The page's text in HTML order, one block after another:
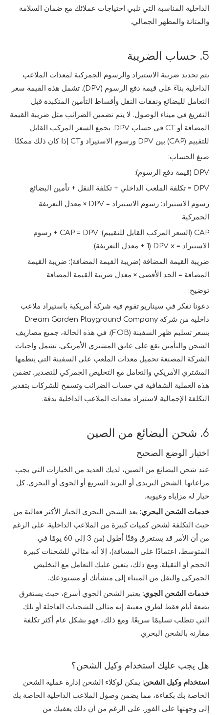
الداخلية المناسبة التي تلبي احتياجات عملائك مع ضمان السلامة
والمتانة والمظهر الجمالي.
5. حساب الضريبة
يتم تحديد ضريبة الاستيراد والرسوم الجمركية لمعدات الملاعب
الداخلية بناءً على قيمة دفع الرسوم (DPV). تشمل هذه القيمة سعر
التعامل للبضائع ونفقات النقل وأقساط التأمين المتكبدة قبل
التفريغ في ميناء الوصول. لا يتم تضمين الضرائب مثل ضريبة القيمة
المضافة أو CT في حساب DPV. يجمع السعر المركب القابل
للتقييم (CAP) بين DPV ورسوم الاستيراد وCT إذا كان ذلك ممكنًا.
صيغ الحساب:
DPV (قيمة دفع الرسوم):
DPV = تكلفة الملعب الداخلي + تكلفة النقل + تأمين البضائع
رسوم الاستيراد: رسوم الاستيراد = DPV × معدل التعريفة
الجمركية
CAP (السعر المركب القابل للتقييم): CAP = DPV + رسوم
الاستيراد = DPV x (1 + معدل التعريفة)
ضريبة القيمة المضافة (ضريبة القيمة المضافة): ضريبة القيمة
المضافة = الحد الأقصى × معدل ضريبة القيمة المضافة
توضيح:
دعونا نفكر في سيناريو تقوم فيه شركة أمريكية باستيراد ملاعب
داخلية من شركة Dream Garden Playground Company
بسعر تسليم ظهر السفينة (FOB). في هذه الحالة، جميع مصاريف
الشحن والتأمين تقع على عاتق المشتري الأمريكي. تشمل واجبات
الشركة المصنعة تحميل معدات الملعب على السفينة التي ينظمها
المشتري الأمريكي والتعامل مع التخليص الجمركي للتصدير. تضمن
هذه العملية الشفافية في حساب الضرائب وتسمح للشركات بتقدير
التكلفة الإجمالية لاستيراد معدات الملاعب الداخلية بدقة.
6. شحن البضائع من الصين
اختيار الوضع الصحيح
عند شحن البضائع من الصين، لديك العديد من الخيارات التي يجب
مراعاتها: الشحن البريدي أو البريد السريع أو الجوي أو البحري. كل
خيار له مزاياه وعيوبه.
خدمات الشحن البحري: يعد الشحن البحري الخيار الأكثر فعالية من
حيث التكلفة لشحن كميات كبيرة من الملاعب الداخلية. على الرغم
من أن الأمر قد يستغرق وقتًا أطول (من 3 إلى 60 يومًا في
المتوسط، اعتمادًا على المسافة)، إلا أنه مثالي للشحنات كبيرة
الحجم أو الثقيلة. ومع ذلك، يتعين عليك التعامل مع التخليص
الجمركي والنقل من الميناء إلى منشأتك أو مستودعك.
خدمات الشحن الجوي: يعتبر الشحن الجوي أسرع، حيث يستغرق
بضعة أيام فقط لطرق معينة. إنه مثالي للشحنات العاجلة أو تلك
التي تتطلب تسليمًا سريعًا. ومع ذلك، فهو بشكل عام أكثر تكلفة
مقارنة بالشحن البحري.
هل يجب عليك استخدام وكيل الشحن؟
استخدام وكيل الشحن: يمكن لوكلاء الشحن إدارة عملية الشحن
الخاصة بك بكفاءة، مما يضمن وصول الملاعب الداخلية الخاصة بك
إلى وجهتها على الفور. على الرغم من أن ذلك يعفيك من